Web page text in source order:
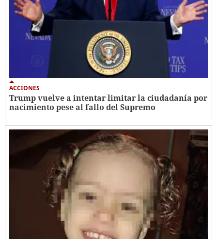
ACCIONES
Trump vuelve a intentar limitar la ciudadanía por
nacimiento pese al fallo del Supremo